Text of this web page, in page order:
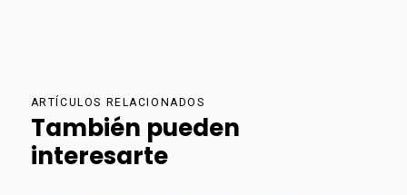
ARTÍCULOS RELACIONADOS
También pueden
interesarte